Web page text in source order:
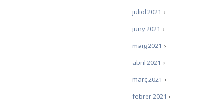
›
juliol 2021
›
juny 2021
›
maig 2021
›
abril 2021
›
març 2021
›
febrer 2021